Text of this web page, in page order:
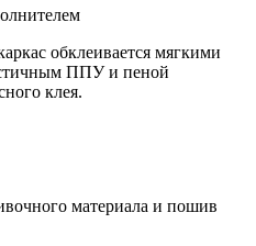
обклеивается мягкими
ППУ и пеной
клея.
материала и пошив